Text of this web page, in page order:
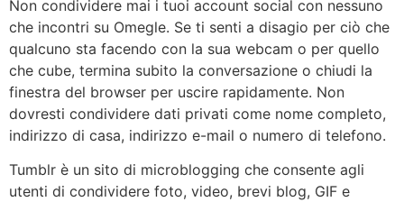
Non condividere mai i tuoi account social con nessuno
che incontri su Omegle. Se ti senti a disagio per ciò che
qualcuno sta facendo con la sua webcam o per quello
che cube, termina subito la conversazione o chiudi la
finestra del browser per uscire rapidamente. Non
dovresti condividere dati privati come nome completo,
indirizzo di casa, indirizzo e-mail o numero di telefono.
Tumblr è un sito di microblogging che consente agli
utenti di condividere foto, video, brevi blog, GIF e